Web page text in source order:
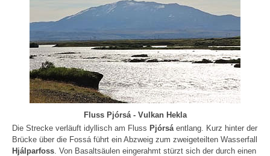
Fluss Pjórsá - Vulkan Hekla
Die Strecke verläuft idyllisch am Fluss Pjórsá entlang. Kurz hinter der
Brücke über die Fossá führt ein Abzweig zum zweigeteilten Wasserfall
Hjálparfoss . Von Basaltsäulen eingerahmt stürzt sich der durch einen